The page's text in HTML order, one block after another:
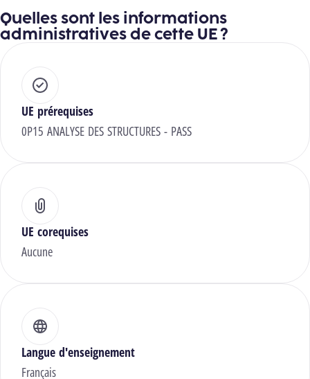
Quelles sont les informations
administratives de cette UE ?
UE prérequises
0P15 ANALYSE DES STRUCTURES - PASS
UE corequises
Aucune
Langue d'enseignement
Français